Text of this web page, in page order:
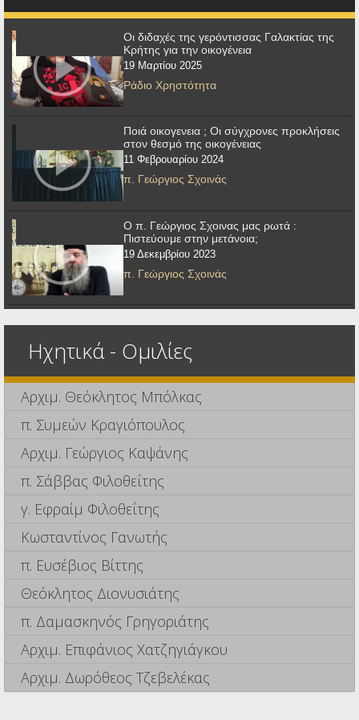
Οι διδαχές της γερόντισσας Γαλακτίας της
Κρήτης για την οικογένεια
19 Μαρτίου 2025
Ράδιο Χρηστότητα
Ποιά οικογενεια ; Οι σύγχρονες προκλήσεις
στον θεσμό της οικογένειας
11 Φεβρουαρίου 2024
π. Γεώργιος Σχοινάς
Ο π. Γεώργιος Σχοινας μας ρωτά :
Πιστεύουμε στην μετάνοια;
19 Δεκεμβρίου 2023
π. Γεώργιος Σχοινάς
Ηχητικά - Ομιλίες
Αρχιμ. Θεόκλητος Μπόλκας
π. Συμεών Κραγιόπουλος
Αρχιμ. Γεώργιος Καψάνης
π. Σάββας Φιλοθεΐτης
γ. Εφραίμ Φιλοθεΐτης
Κωσταντίνος Γανωτής
π. Ευσέβιος Βίττης
Θεόκλητος Διονυσιάτης
π. Δαμασκηνός Γρηγοριάτης
Αρχιμ. Επιφάνιος Χατζηγιάγκου
Αρχιμ. Δωρόθεος Τζεβελέκας